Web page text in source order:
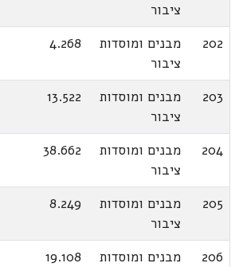
ציבור
202
מבנים ומוסדות
ציבור
4.268
203
מבנים ומוסדות
ציבור
13.522
204
מבנים ומוסדות
ציבור
38.662
205
מבנים ומוסדות
ציבור
8.249
206
מבנים ומוסדות
19.108